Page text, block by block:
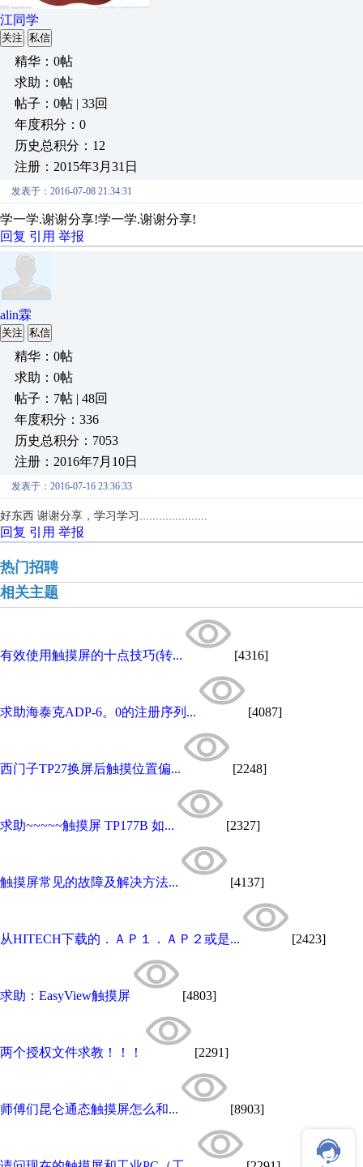
江同学
关注 私信
精华：0帖
求助：0帖
帖子：0帖 | 33回
年度积分：0
历史总积分：12
注册：2015年3月31日
发表于：2016-07-08 21:34:31
学一学.谢谢分享!学一学.谢谢分享!
回复 引用 举报
alin霖
关注 私信
精华：0帖
求助：0帖
帖子：7帖 | 48回
年度积分：336
历史总积分：7053
注册：2016年7月10日
发表于：2016-07-16 23:36:33
好东西 谢谢分享，学习学习.....................
回复 引用 举报
热门招聘
相关主题
有效使用触摸屏的十点技巧(转... [4316]
求助海泰克ADP-6。0的注册序列... [4087]
西门子TP27换屏后触摸位置偏... [2248]
求助~~~~~触摸屏 TP177B 如... [2327]
触摸屏常见的故障及解决方法... [4137]
从HITECH下载的．ＡＰ１．ＡＰ２或是... [2423]
求助：EasyView触摸屏 [4803]
两个授权文件求教！！！ [2291]
师傅们昆仑通态触摸屏怎么和... [8903]